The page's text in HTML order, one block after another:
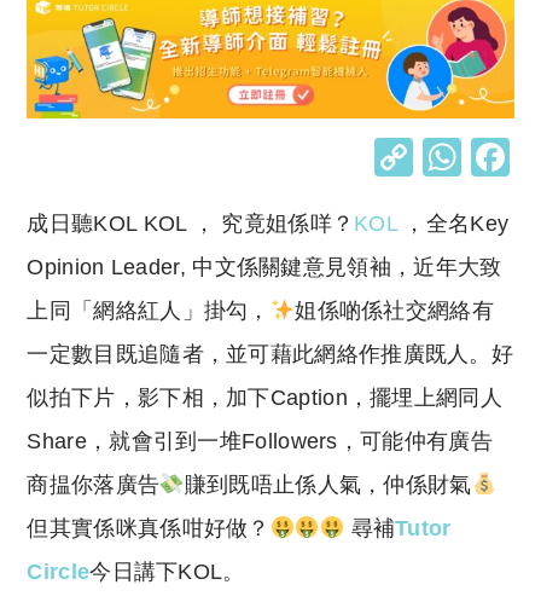
C
p
y
Li
n
k
W
at
s
A
p
p
成日聽KOL KOL ， 究竟姐係咩？ KOL，全名Key
Opinion Leader, 中文係關鍵意見領袖，近年大致
上同「網絡紅人」掛勾，
姐係啲係社交網絡有
一定數目既追隨者，並可藉此網絡作推廣既人。好
似拍下片，影下相，加下Caption，擺埋上網同人
Share，就會引到一堆Followers，可能仲有廣告
商揾你落廣告
賺到既唔止係人氣，仲係財氣
但其實係咪真係咁好做？
尋補Tutor
Circle今日講下KOL。